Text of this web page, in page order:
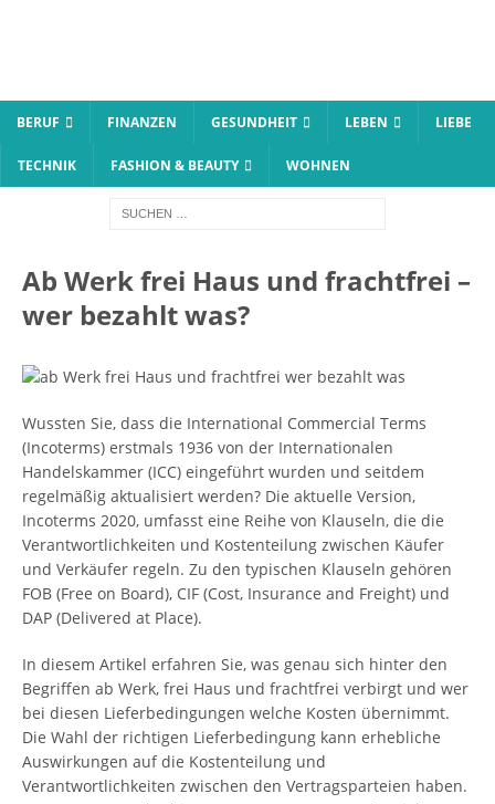
BERUF FINANZEN GESUNDHEIT LEBEN LIEBE
TECHNIK FASHION & BEAUTY WOHNEN
Ab Werk frei Haus und frachtfrei –
wer bezahlt was?
Wussten Sie, dass die International Commercial Terms
(Incoterms) erstmals 1936 von der Internationalen
Handelskammer (ICC) eingeführt wurden und seitdem
regelmäßig aktualisiert werden? Die aktuelle Version,
Incoterms 2020, umfasst eine Reihe von Klauseln, die die
Verantwortlichkeiten und Kostenteilung zwischen Käufer
und Verkäufer regeln. Zu den typischen Klauseln gehören
FOB (Free on Board), CIF (Cost, Insurance and Freight) und
DAP (Delivered at Place).
In diesem Artikel erfahren Sie, was genau sich hinter den
Begriffen ab Werk, frei Haus und frachtfrei verbirgt und wer
bei diesen Lieferbedingungen welche Kosten übernimmt.
Die Wahl der richtigen Lieferbedingung kann erhebliche
Auswirkungen auf die Kostenteilung und
Verantwortlichkeiten zwischen den Vertragsparteien haben.